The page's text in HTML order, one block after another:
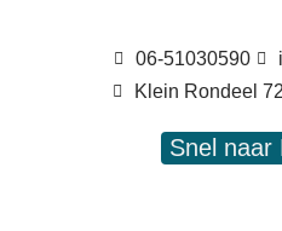
06-51030590
Klein Rondeel
Snel naar